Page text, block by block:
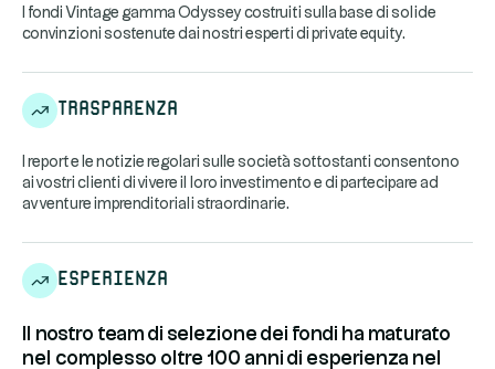
I fondi Vintage gamma Odyssey costruiti sulla base di solide
convinzioni sostenute dai nostri esperti di private equity.
Trasparenza
I report e le notizie regolari sulle società sottostanti consentono
ai vostri clienti di vivere il loro investimento e di partecipare ad
avventure imprenditoriali straordinarie.
Esperienza
Il nostro team di selezione dei fondi ha maturato
nel complesso oltre 100 anni di esperienza nel